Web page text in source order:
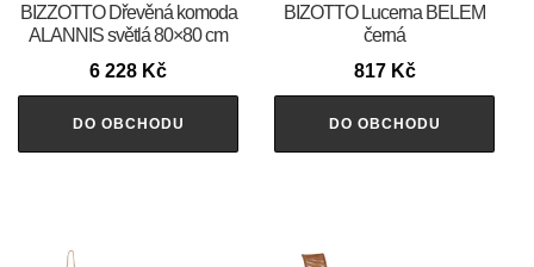
BIZZOTTO Dřevěná komoda
ALANNIS světlá 80×80 cm
6 228 Kč
DO OBCHODU
BIZOTTO Lucerna BELEM
černá
817 Kč
DO OBCHODU